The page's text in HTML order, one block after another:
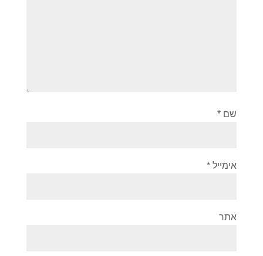
שם *
אימייל *
אתר